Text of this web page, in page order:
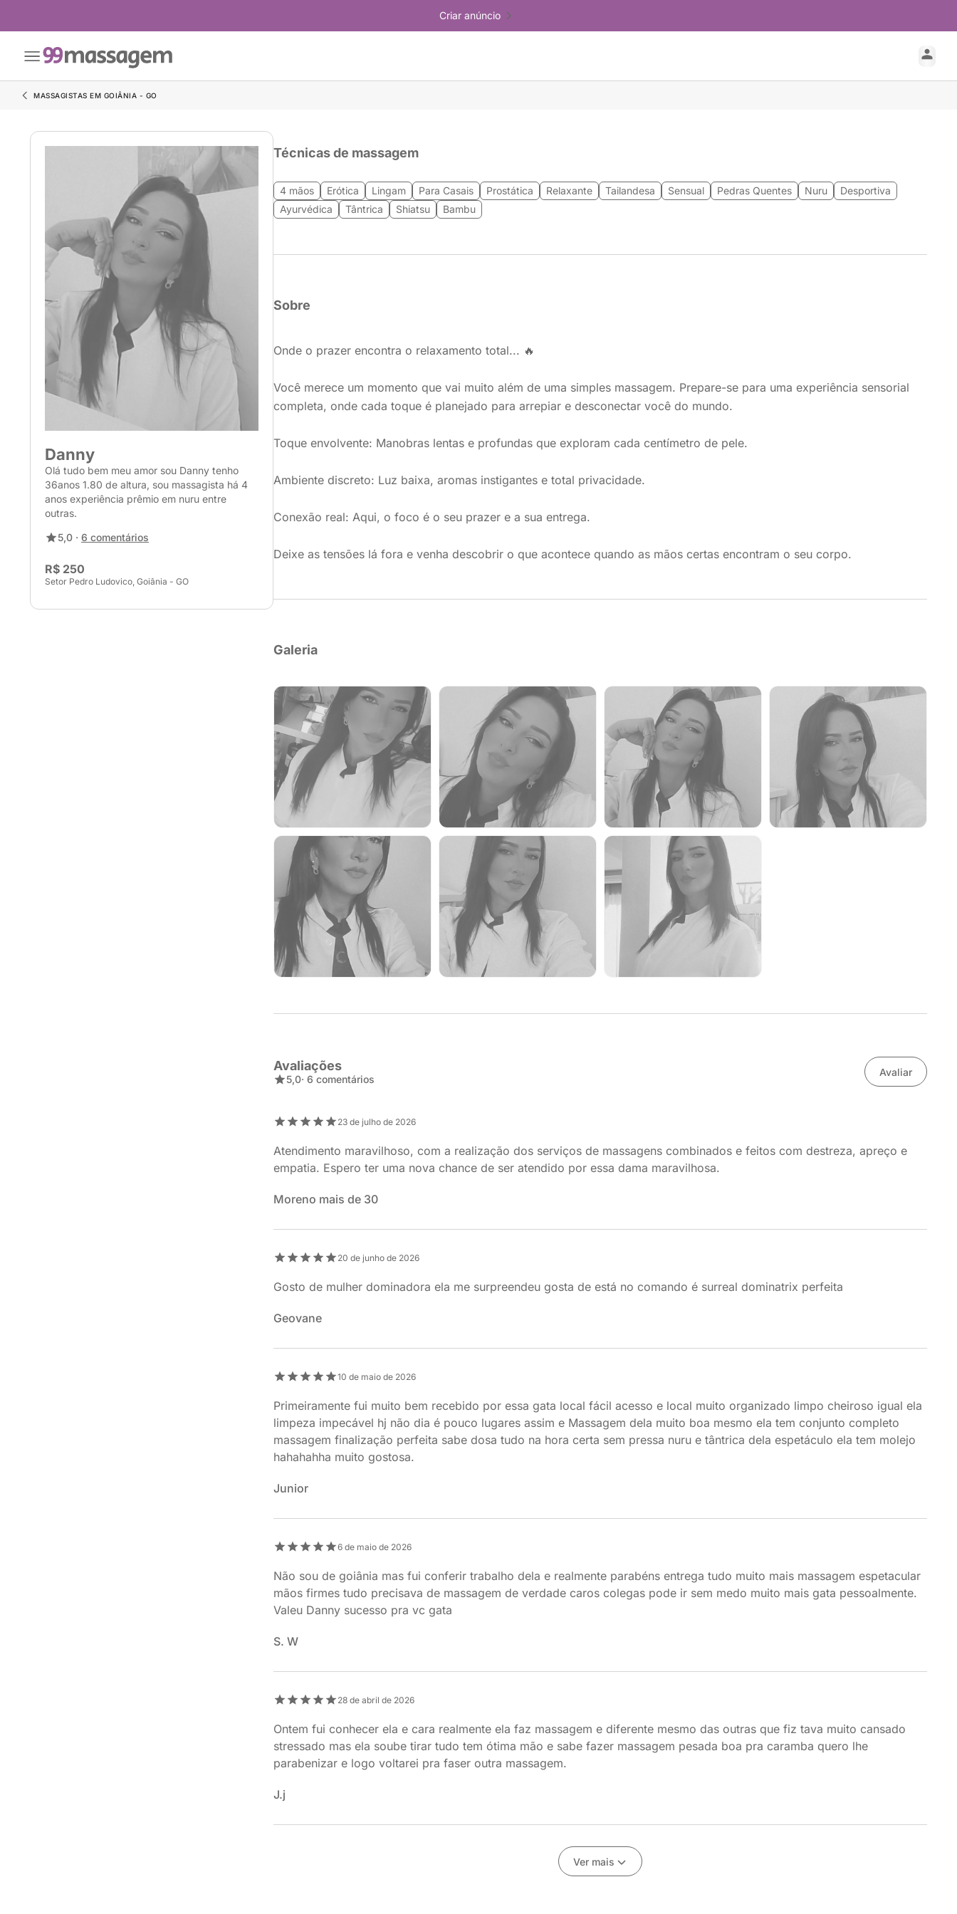
Criar anúncio
MASSAGISTAS EM GOIÂNIA - GO
Danny
Olá tudo bem meu amor sou Danny tenho
36anos 1.80 de altura, sou massagista há 4
anos experiência prêmio em nuru entre
outras.
5,0 · 6 comentários
R$ 250
Setor Pedro Ludovico, Goiânia - GO
Técnicas de massagem
4 mãos Erótica Lingam Para Casais Prostática Relaxante Tailandesa Sensual Pedras Quentes Nuru
Desportiva
Ayurvédica
Tântrica Shiatsu Bambu
Sobre
Onde o prazer encontra o relaxamento total... 🔥
​Você merece um momento que vai muito além de uma simples massagem. Prepare-se para uma experiência sensorial
completa, onde cada toque é planejado para arrepiar e desconectar você do mundo.
​Toque envolvente: Manobras lentas e profundas que exploram cada centímetro de pele.
​Ambiente discreto: Luz baixa, aromas instigantes e total privacidade.
​Conexão real: Aqui, o foco é o seu prazer e a sua entrega.
​Deixe as tensões lá fora e venha descobrir o que acontece quando as mãos certas encontram o seu corpo.
Galeria
Avaliações
5,0· 6 comentários
Avaliar
23 de julho de 2026
Atendimento maravilhoso, com a realização dos serviços de massagens combinados e feitos com destreza, apreço e
empatia. Espero ter uma nova chance de ser atendido por essa dama maravilhosa.
Moreno mais de 30
20 de junho de 2026
Gosto de mulher dominadora ela me surpreendeu gosta de está no comando é surreal dominatrix perfeita
Geovane
10 de maio de 2026
Primeiramente fui muito bem recebido por essa gata local fácil acesso e local muito organizado limpo cheiroso igual ela
limpeza impecável hj não dia é pouco lugares assim e Massagem dela muito boa mesmo ela tem conjunto completo
massagem finalização perfeita sabe dosa tudo na hora certa sem pressa nuru e tântrica dela espetáculo ela tem molejo
hahahahha muito gostosa.
Junior
6 de maio de 2026
Não sou de goiânia mas fui conferir trabalho dela e realmente parabéns entrega tudo muito mais massagem espetacular
mãos firmes tudo precisava de massagem de verdade caros colegas pode ir sem medo muito mais gata pessoalmente.
Valeu Danny sucesso pra vc gata
S. W
28 de abril de 2026
Ontem fui conhecer ela e cara realmente ela faz massagem e diferente mesmo das outras que fiz tava muito cansado
stressado mas ela soube tirar tudo tem ótima mão e sabe fazer massagem pesada boa pra caramba quero lhe
parabenizar e logo voltarei pra faser outra massagem.
J.j
Ver mais